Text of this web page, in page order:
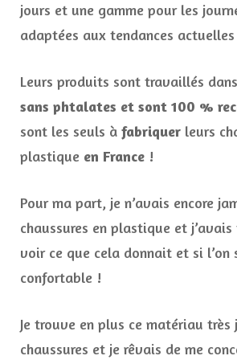
jours et une gamme pour les
adaptées aux tendances
Leurs produits sont travaillés
sans phtalates et sont 100 %
sont les seuls à fabriquer leurs
plastique en France !
Pour ma part, je n’avais encore
chaussures en plastique et
voir ce que cela donnait et si l’on
confortable !
Je trouve en plus ce matériau très
chaussures et je rêvais de me